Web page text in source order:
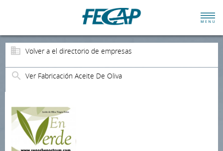
Volver a el directorio de empresas
Ver Fabricación Aceite De Oliva